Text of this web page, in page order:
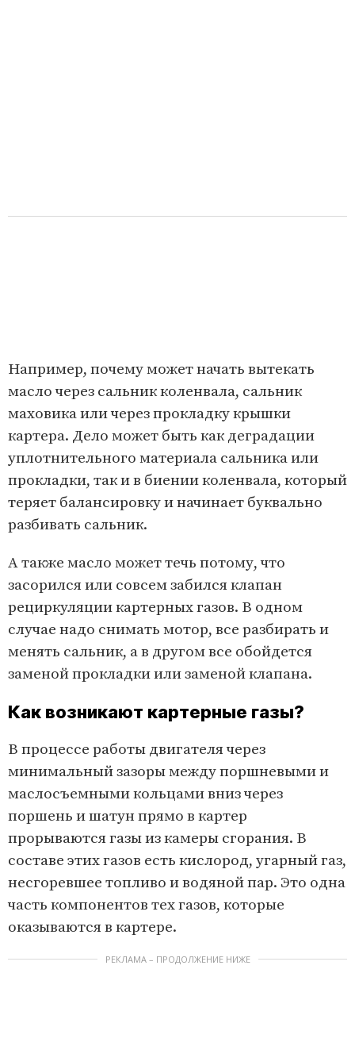
Например, почему может начать вытекать
масло через сальник коленвала, сальник
маховика или через прокладку крышки
картера. Дело может быть как деградации
уплотнительного материала сальника или
прокладки, так и в биении коленвала, который
теряет балансировку и начинает буквально
разбивать сальник.
А также масло может течь потому, что
засорился или совсем забился клапан
рециркуляции картерных газов. В одном
случае надо снимать мотор, все разбирать и
менять сальник, а в другом все обойдется
заменой прокладки или заменой клапана.
Как возникают картерные газы?
В процессе работы двигателя через
минимальный зазоры между поршневыми и
маслосъемными кольцами вниз через
поршень и шатун прямо в картер
прорываются газы из камеры сгорания. В
составе этих газов есть кислород, угарный газ,
несгоревшее топливо и водяной пар. Это одна
часть компонентов тех газов, которые
оказываются в картере.
РЕКЛАМА – ПРОДОЛЖЕНИЕ НИЖЕ